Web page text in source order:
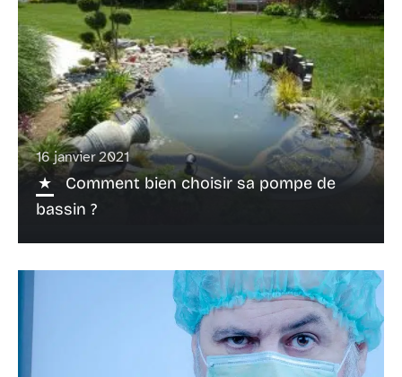
16 janvier 2021
Comment bien choisir sa pompe de
bassin ?